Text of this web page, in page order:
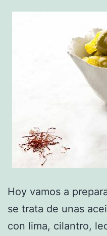
Hoy vamos a
se trata de unas
con lima, cilantro,